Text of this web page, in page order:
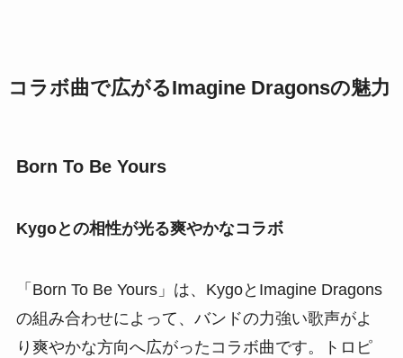
コラボ曲で広がるImagine Dragonsの魅力
Born To Be Yours
Kygoとの相性が光る爽やかなコラボ
「Born To Be Yours」は、KygoとImagine Dragons
の組み合わせによって、バンドの力強い歌声がよ
り爽やかな方向へ広がったコラボ曲です。トロピ